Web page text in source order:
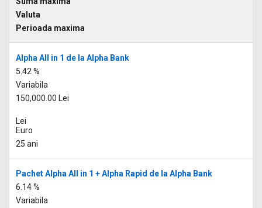
Valuta
Perioada maxima
Alpha All in 1 de la Alpha Bank
5.42 %
Variabila
150,000.00 Lei
Lei
Euro
25 ani
Pachet Alpha All in 1 + Alpha Rapid de la Alpha Bank
6.14 %
Variabila